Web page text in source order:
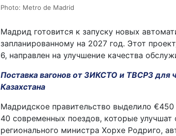
Photo: Metro de Madrid
Мадрид готовится к запуску новых
запланированному на 2027 год. Этот
6, направлен на улучшение качества
Поставка вагонов от ЗИКСТО и ТВСРЗ для
Казахстана
Мадридское правительство выделило
40 современных поездов, которые улучшат
регионального министра Хорхе Родриго,